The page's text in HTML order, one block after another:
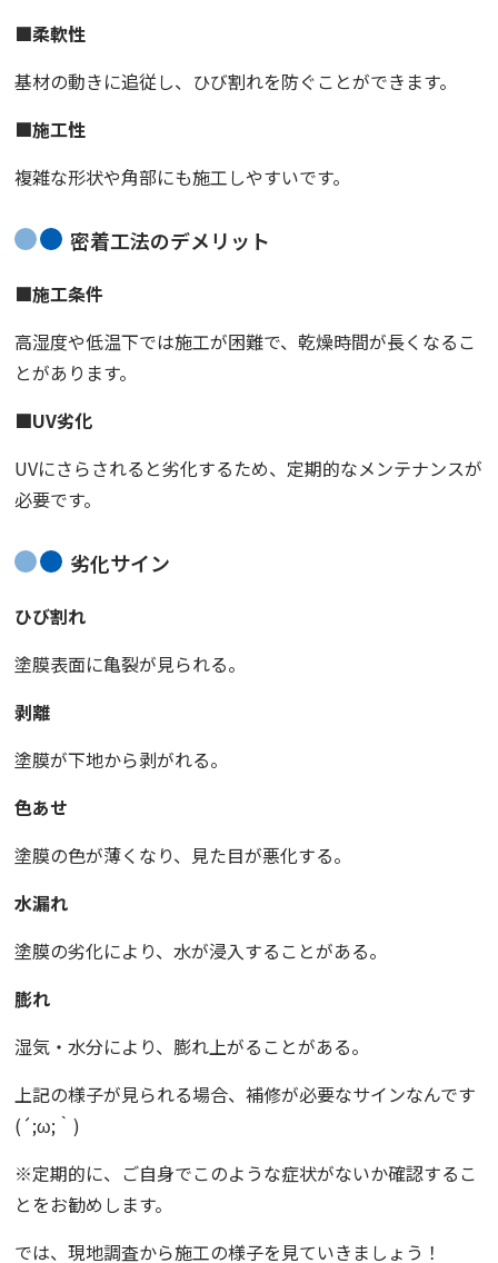
■柔軟性
基材の動きに追従し、 ひび割れを防ぐことができます。
■施工性
複雑な形状や角部にも施工しやすいです。
密着工法のデメリット
■施工条件
高湿度や低温下では施工が困難で、乾燥時間が長くなるこ
とがあります。
■UV劣化
UVにさらされると劣化するため、定期的なメンテナンスが
必要です。
劣化サイン
ひび割れ
塗膜表面に亀裂が見られる。
剥離
塗膜が下地から剥がれる。
色あせ
塗膜の色が薄くなり、見た目が悪化する。
水漏れ
塗膜の劣化により、水が浸入することがある。
膨れ
湿気・水分により、膨れ上がることがある。
上記の様子が見られる場合、補修が必要なサインなんです
(´;ω;｀)
※定期的に、ご自身でこのような症状がないか確認するこ
とをお勧めします。
では、現地調査から施工の様子を見ていきましょう！